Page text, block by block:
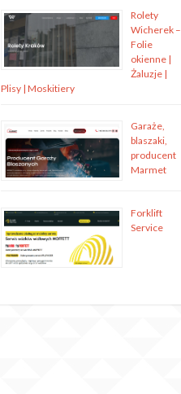
Rolety
Wicherek –
Folie
okienne |
Żaluzje |
Plisy | Moskitiery
Garaże,
blaszaki,
producent
Marmet
Forklift
Service